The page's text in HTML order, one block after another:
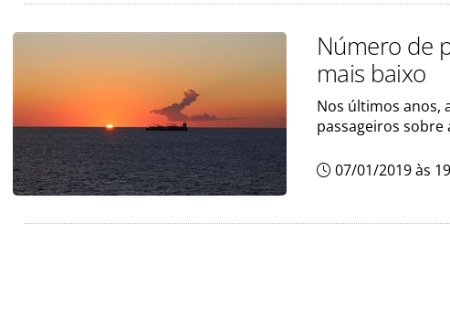
Número de
mais baixo
Nos últimos anos,
passageiros sobre
07/01/2019 às